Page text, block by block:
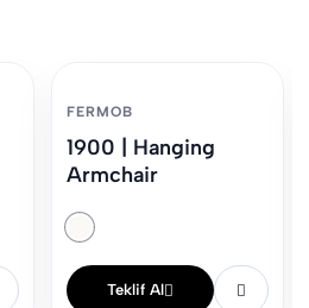
FERMOB
1900 | Hanging
Armchair
Teklif Al